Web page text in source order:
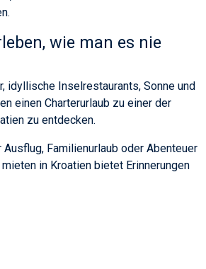
wie man es nie
idyllische Inselrestaurants, Sonne und
einen Charterurlaub zu einer der
zu entdecken.
Familienurlaub oder Abenteuer
in Kroatien bietet Erinnerungen